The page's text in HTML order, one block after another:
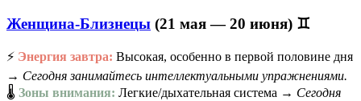
Женщина-Близнецы (21 мая — 20 июня) ♊
⚡ Энергия завтра: Высокая, особенно в первой половине дня
→ Сегодня занимайтесь интеллектуальными упражнениями.
🌡️ Зоны внимания: Легкие/дыхательная система → Сегодня